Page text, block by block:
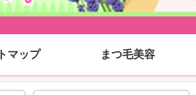
マップ まつ毛美容